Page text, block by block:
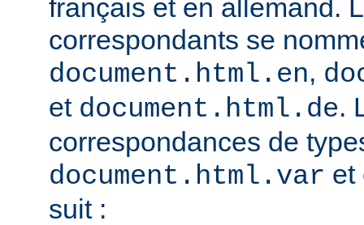
français et en allemand.
correspondants se
document.html.en,
et document.html.de.
correspondances de
document.html.var et
suit :